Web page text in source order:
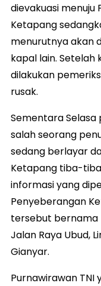
dievakuasi menuju
Ketapang
menurutnya akan
kapal lain. Setelah
dilakukan
rusak.
Sementara Selasa
salah seorang
sedang berlayar
Ketapang tiba-
informasi yang
Penyeberangan
tersebut bernama
Jalan Raya Ubud,
Gianyar.
Purnawirawan TNI